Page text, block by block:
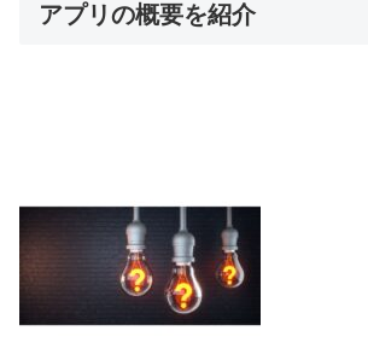
アプリの概要を紹介